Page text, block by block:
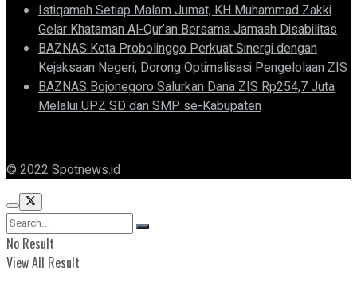
Istiqamah Setiap Malam Jumat, KH Muhammad Zakki
Gelar Khataman Al-Qur’an Bersama Jamaah Disabilitas
BAZNAS Kota Probolinggo Perkuat Sinergi dengan
Kejaksaan Negeri, Dorong Optimalisasi Pengelolaan ZIS
BAZNAS Bojonegoro Salurkan Dana ZIS Rp254,7 Juta
Melalui UPZ SD dan SMP se-Kabupaten
© 2022 Spotnews.id
No Result
View All Result